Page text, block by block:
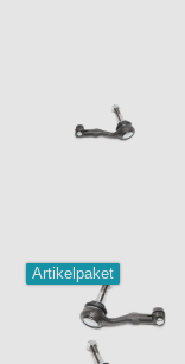
Artikelpaket